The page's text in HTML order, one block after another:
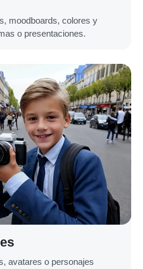
moodboards, colores y
o presentaciones.
avatares o personajes